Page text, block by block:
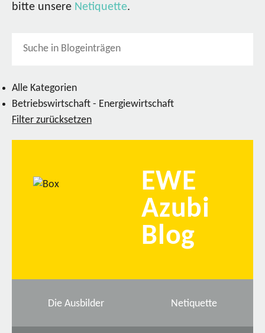
bitte unsere Netiquette.
Alle Kategorien
Betriebswirtschaft - Energiewirtschaft
Filter zurücksetzen
EWE
Azubi
Blog
Die Ausbilder Netiquette